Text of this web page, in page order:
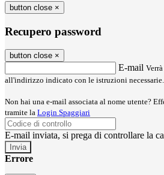
button close ×
Recupero password
button close ×
E-mail
all'indirizzo indicato con le istruzioni necessarie.
Non hai una e-mail associata al nome utente?
tramite la Login Spaggiari
E-mail inviata, si prega di controllare la
Errore